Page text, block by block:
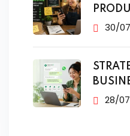
TANPA
30/
28/